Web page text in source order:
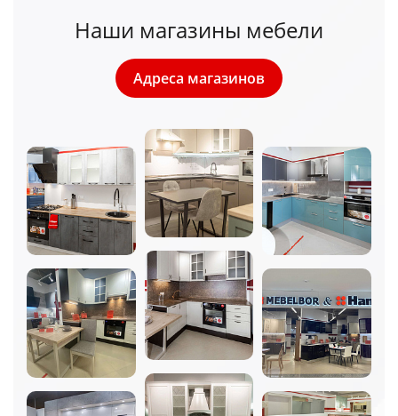
Наши магазины мебели
Адреса магазинов